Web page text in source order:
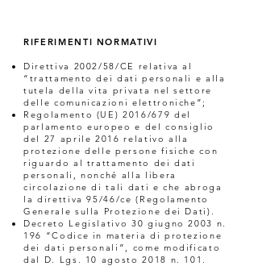
RIFERIMENTI NORMATIVI
Direttiva 2002/58/CE relativa al
“trattamento dei dati personali e alla
tutela della vita privata nel settore
delle comunicazioni elettroniche”;
Regolamento (UE) 2016/679 del
parlamento europeo e del consiglio
del 27 aprile 2016 relativo alla
protezione delle persone fisiche con
riguardo al trattamento dei dati
personali, nonché alla libera
circolazione di tali dati e che abroga
la direttiva 95/46/ce (Regolamento
Generale sulla Protezione dei Dati).
Decreto Legislativo 30 giugno 2003 n.
196 “Codice in materia di protezione
dei dati personali”, come modificato
dal D. Lgs. 10 agosto 2018 n. 101.